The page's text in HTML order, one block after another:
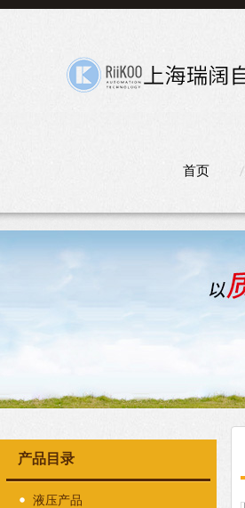
首页
产品目录
液压产品